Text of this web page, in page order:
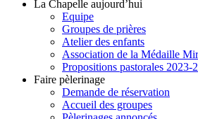
La Chapelle aujourd’hui
Equipe
Groupes de prières
Atelier des enfants
Association de la Médaille
Propositions pastorales 2023-
Faire pèlerinage
Demande de réservation
Accueil des groupes